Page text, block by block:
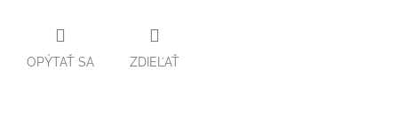
OPÝTAŤ SA ZDIEĽAŤ